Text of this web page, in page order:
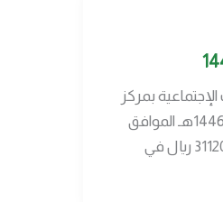
بمركز
وادي ترج اليوم الأربعاء 1446/5/18هـ الموافق
2024/11/20م مبلغ وقدره 311200 ريال في